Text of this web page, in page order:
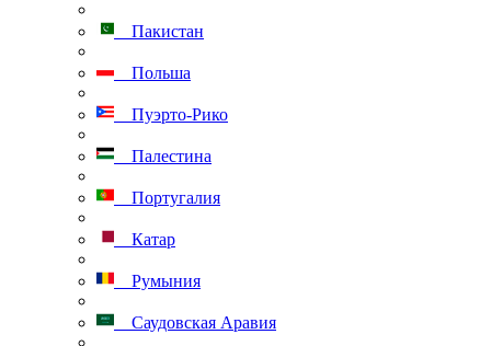
Пакистан
Польша
Пуэрто-Рико
Палестина
Португалия
Катар
Румыния
Саудовская Аравия